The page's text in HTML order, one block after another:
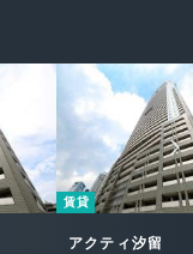
賃貸
アクティ汐留